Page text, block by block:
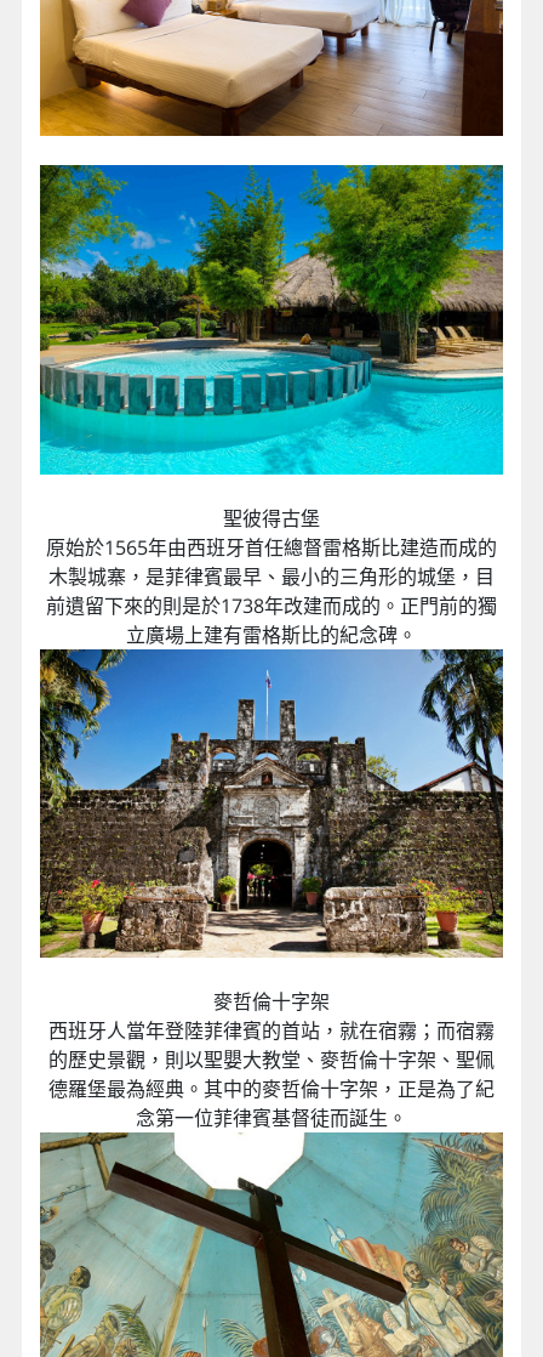
聖彼得古堡
原始於1565年由西班牙首任總督雷格斯比建造而成的
木製城寨，是菲律賓最早、最小的三角形的城堡，目
前遺留下來的則是於1738年改建而成的。正門前的獨
立廣場上建有雷格斯比的紀念碑。
麥哲倫十字架
西班牙人當年登陸菲律賓的首站，就在宿霧；而宿霧
的歷史景觀，則以聖嬰大教堂、麥哲倫十字架、聖佩
德羅堡最為經典。其中的麥哲倫十字架，正是為了紀
念第一位菲律賓基督徒而誕生。